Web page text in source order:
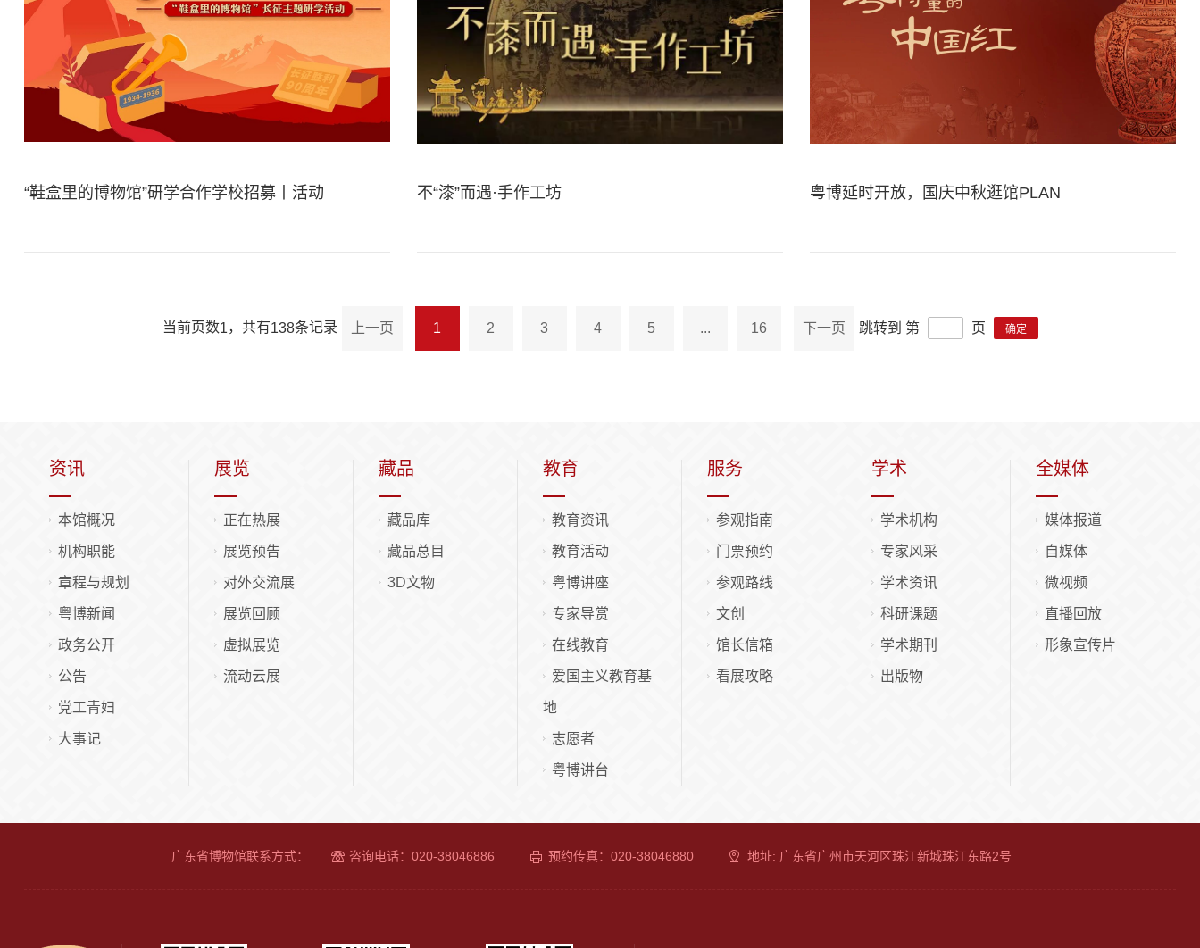
“鞋盒里的博物馆”研学合作学校招募丨活动 不“漆”而遇·手作工坊 粤博延时开放，国庆中秋逛馆PLAN
当前页数1， 共有138条记录 上一页 1 2 3 4 5 ... 16 下一页 跳转到 第 页
资讯
本馆概况
机构职能
章程与规划
粤博新闻
政务公开
公告
党工青妇
大事记
展览
正在热展
展览预告
对外交流展
展览回顾
虚拟展览
流动云展
藏品
藏品库
藏品总目
3D文物
教育
教育资讯
教育活动
粤博讲座
专家导赏
在线教育
爱国主义教育基
地
志愿者
粤博讲台
服务
参观指南
门票预约
参观路线
文创
馆长信箱
看展攻略
学术
学术机构
专家风采
学术资讯
科研课题
学术期刊
出版物
全媒体
媒体报道
自媒体
微视频
直播回放
形象宣传片
广东省博物馆联系方式： 咨询电话：020-38046886 预约传真：020-38046880 地址: 广东省广州市天河区珠江新城珠江东路2号